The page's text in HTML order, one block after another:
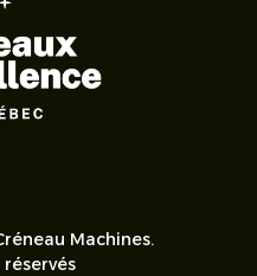
Machines.